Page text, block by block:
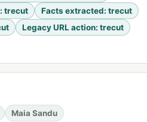
: trecut Facts extracted: trecut
Legacy URL action: trecut
Maia Sandu